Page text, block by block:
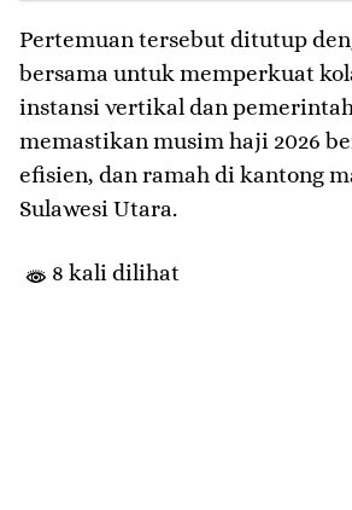
​Pertemuan tersebut ditutup
bersama untuk memperkuat
instansi vertikal dan
memastikan musim haji 2026
efisien, dan ramah di kantong
Sulawesi Utara.
8 kali dilihat